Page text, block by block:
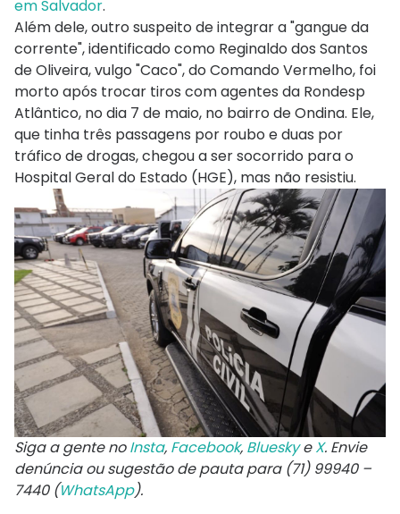
em Salvador.
Além dele, outro suspeito de integrar a "gangue da
corrente", identificado como Reginaldo dos Santos
de Oliveira, vulgo "Caco", do Comando Vermelho, foi
morto após trocar tiros com agentes da Rondesp
Atlântico, no dia 7 de maio, no bairro de Ondina. Ele,
que tinha três passagens por roubo e duas por
tráfico de drogas, chegou a ser socorrido para o
Hospital Geral do Estado (HGE), mas não resistiu.
Siga a gente noInsta, Facebook, BlueskyeX. Envie
denúncia ou sugestão de pauta para (71) 99940 –
7440 (WhatsApp).